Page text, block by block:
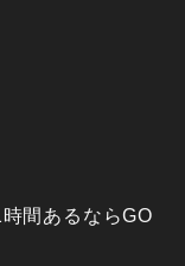
間あるならGO